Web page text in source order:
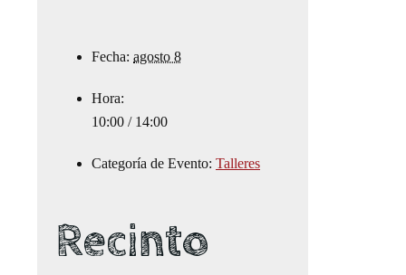
Fecha: agosto 8
Hora:
10:00 / 14:00
Categoría de Evento: Talleres
Recinto